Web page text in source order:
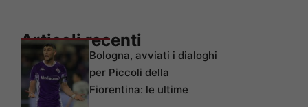
Articoli recenti
Bologna, avviati i dialoghi
per Piccoli della
Fiorentina: le ultime